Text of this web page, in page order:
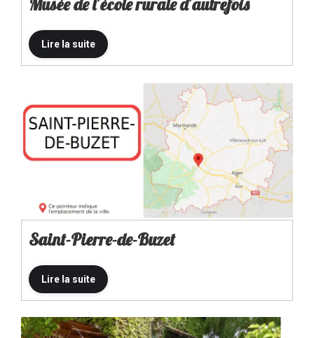
Saint-Pierre-de-Buzet